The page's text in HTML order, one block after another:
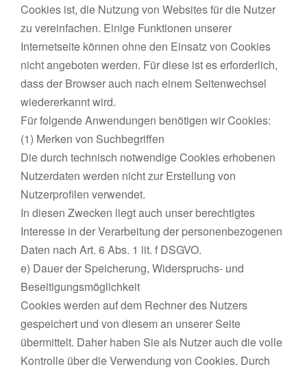
Cookies ist, die Nutzung von Websites für die Nutzer
zu vereinfachen. Einige Funktionen unserer
Internetseite können ohne den Einsatz von Cookies
nicht angeboten werden. Für diese ist es erforderlich,
dass der Browser auch nach einem Seitenwechsel
wiedererkannt wird.
Für folgende Anwendungen benötigen wir Cookies:
(1) Merken von Suchbegriffen
Die durch technisch notwendige Cookies erhobenen
Nutzerdaten werden nicht zur Erstellung von
Nutzerprofilen verwendet.
In diesen Zwecken liegt auch unser berechtigtes
Interesse in der Verarbeitung der personenbezogenen
Daten nach Art. 6 Abs. 1 lit. f DSGVO.
e) Dauer der Speicherung, Widerspruchs- und
Beseitigungsmöglichkeit
Cookies werden auf dem Rechner des Nutzers
gespeichert und von diesem an unserer Seite
übermittelt. Daher haben Sie als Nutzer auch die volle
Kontrolle über die Verwendung von Cookies. Durch